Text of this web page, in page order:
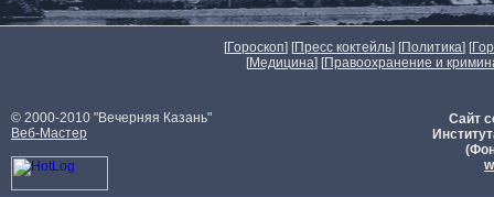
[Гороскоп] [Пресс коктейль] [Политика] [
[Медицина] [Правоохранение и
© 2000-2010 "Вечерняя Казань"
Веб-Мастер
Сайт